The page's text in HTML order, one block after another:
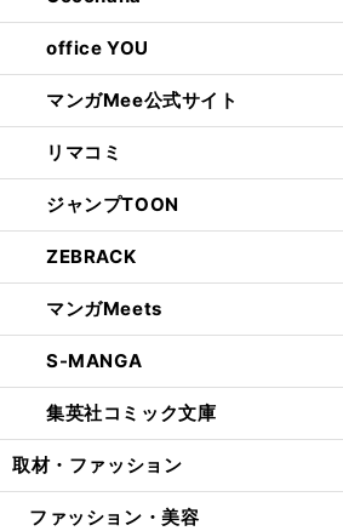
office YOU
マンガMee公式サイト
リマコミ
ジャンプTOON
ZEBRACK
マンガMeets
S-MANGA
集英社コミック文庫
取材・ファッション
ファッション・美容